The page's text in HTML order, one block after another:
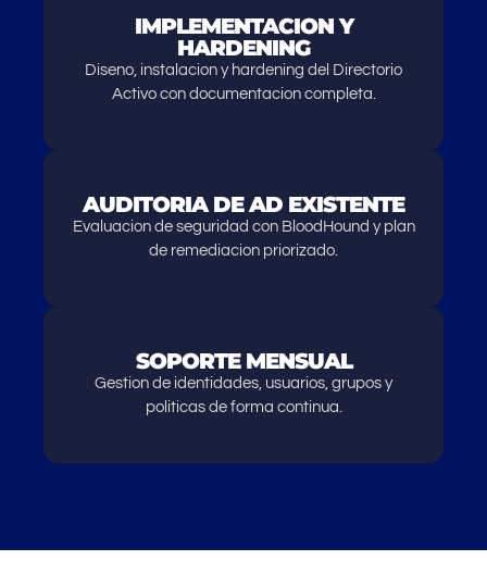
IMPLEMENTACION Y
HARDENING
Diseno, instalacion y hardening del Directorio
Activo con documentacion completa.
AUDITORIA DE AD EXISTENTE
Evaluacion de seguridad con BloodHound y plan
de remediacion priorizado.
SOPORTE MENSUAL
Gestion de identidades, usuarios, grupos y
politicas de forma continua.